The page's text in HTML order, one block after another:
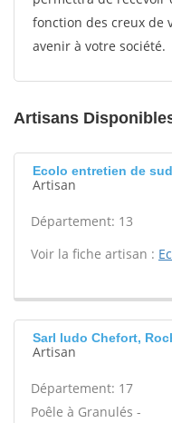
fonction des creux de
avenir à votre société.
Artisans
Ecolo entretien de
Artisan
Département: 13
Voir la fiche artisan :
Sarl ludo Chefort,
Artisan
Département: 17
Poêle à Granulés -